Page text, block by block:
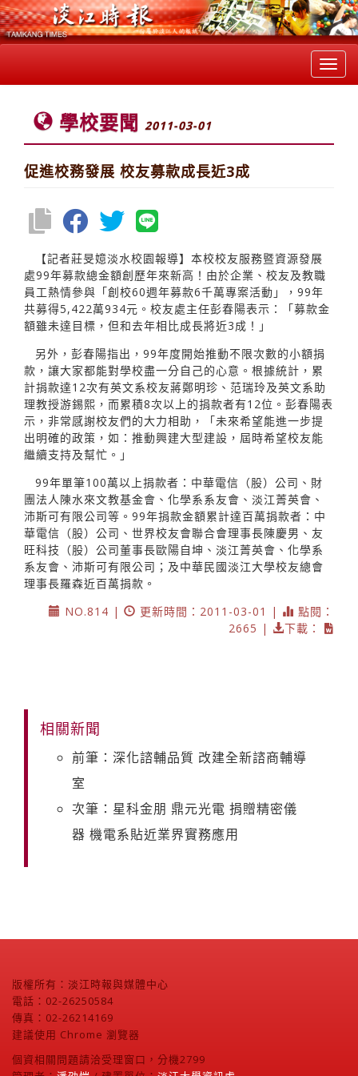
學校要聞 2011-03-01
促進校務發展 校友募款成長近3成
【記者莊旻嬑淡水校園報導】本校校友服務暨資源發展
處99年募款總金額創歷年來新高！由於企業、校友及教職
員工熱情參與「創校60週年募款6千萬專案活動」，99年
共募得5,422萬934元。校友處主任彭春陽表示：「募款金
額雖未達目標，但和去年相比成長將近3成！」
另外，彭春陽指出，99年度開始推動不限次數的小額捐
款，讓大家都能對學校盡一分自己的心意。根據統計，累
計捐款達12次有英文系校友蔣鄭明珍、范瑞玲及英文系助
理教授游錫熙，而累積8次以上的捐款者有12位。彭春陽表
示，非常感謝校友們的大力相助，「未來希望能進一步提
出明確的政策，如：推動興建大型建設，屆時希望校友能
繼續支持及幫忙。」
99年單筆100萬以上捐款者：中華電信（股）公司、財
團法人陳水來文教基金會、化學系系友會、淡江菁英會、
沛斯可有限公司等。99年捐款金額累計達百萬捐款者：中
華電信（股）公司、世界校友會聯合會理事長陳慶男、友
旺科技（股）公司董事長歐陽自坤、淡江菁英會、化學系
系友會、沛斯可有限公司；及中華民國淡江大學校友總會
理事長羅森近百萬捐款。
NO.814 |
更新時間：2011-03-01 |
點閱：
2665 |
下載：
相關新聞
前筆：深化諮輔品質 改建全新諮商輔導
室
次筆：星科金朋 鼎元光電 捐贈精密儀
器 機電系貼近業界實務應用
版權所有：淡江時報與媒體中心
電話：02-26250584
傳真：02-26214169
建議使用 Chrome 瀏覽器
個資相關問題請洽受理窗口，分機2799